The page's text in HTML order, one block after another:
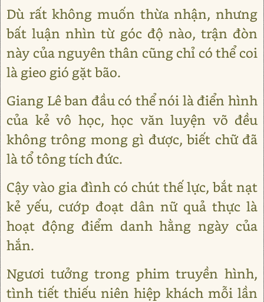
Dù rất không muốn thừa nhận, nhưng
bất luận nhìn từ góc độ nào, trận đòn
này của nguyên thân cũng chỉ có thể coi
là gieo gió gặt bão.
Giang Lê ban đầu có thể nói là điển hình
của kẻ vô học, học văn luyện võ đều
không trông mong gì được, biết chữ đã
là tổ tông tích đức.
Cậy vào gia đình có chút thế lực, bắt nạt
kẻ yếu, cướp đoạt dân nữ quả thực là
hoạt động điểm danh hằng ngày của
hắn.
Ngươi tưởng trong phim truyền hình,
tình tiết thiếu niên hiệp khách mỗi lần